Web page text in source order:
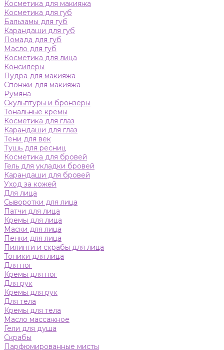
Косметика для макияжа
Косметика для губ
Бальзамы для губ
Карандаши для губ
Помада для губ
Масло для губ
Косметика для лица
Консилеры
Пудра для макияжа
Спонжи для макияжа
Румяна
Скульптуры и бронзеры
Тональные кремы
Косметика для глаз
Карандаши для глаз
Тени для век
Тушь для ресниц
Косметика для бровей
Гель для укладки бровей
Карандаши для бровей
Уход за кожей
Для лица
Сыворотки для лица
Патчи для лица
Кремы для лица
Маски для лица
Пенки для лица
Пилинги и скрабы для лица
Тоники для лица
Для ног
Кремы для ног
Для рук
Кремы для рук
Для тела
Кремы для тела
Масло массажное
Гели для душа
Скрабы
Парфюмированные мисты